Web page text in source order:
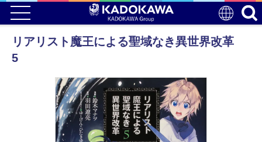
リアリスト魔王による聖域なき異世界改革
5